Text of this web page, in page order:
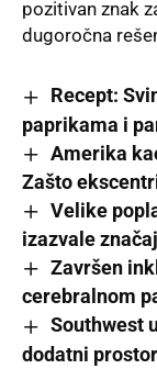
pozitivan znak
dugoročna
Recept:
paprikama i
Amerika
Zašto
Velike
izazvale
Završen
cerebralnom
Southwest
dodatni